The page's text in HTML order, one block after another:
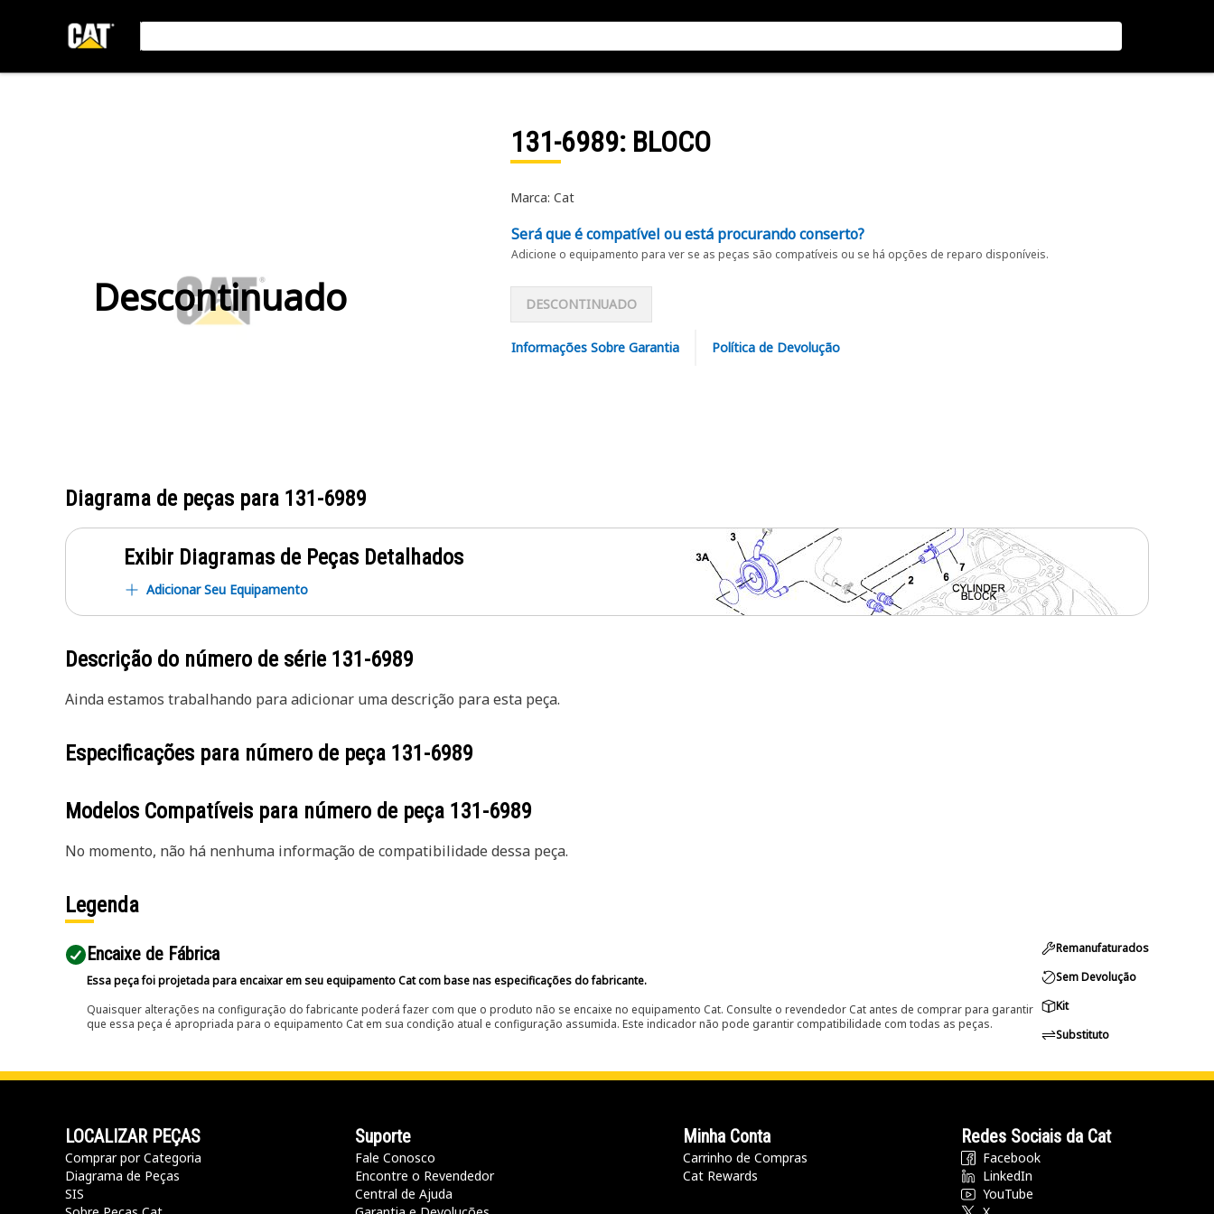
Descontinuado
131-6989: BLOCO
Marca: Cat
Será que é compatível ou está procurando conserto?
Adicione o equipamento para ver se as peças são compatíveis ou se há opções de reparo disponíveis.
DESCONTINUADO
Informações Sobre Garantia Política de Devolução
Diagrama de peças para 131-6989
Exibir Diagramas de Peças Detalhados
Adicionar Seu Equipamento
Descrição do número de série 131-6989
Ainda estamos trabalhando para adicionar uma descrição para esta peça.
Especificações para número de peça 131-6989
Modelos Compatíveis para número de peça 131-6989
No momento, não há nenhuma informação de compatibilidade dessa peça.
Legenda
Encaixe de Fábrica
Essa peça foi projetada para encaixar em seu equipamento Cat com base nas especificações do fabricante.
Quaisquer alterações na configuração do fabricante poderá fazer com que o produto não se encaixe no equipamento Cat. Consulte o revendedor Cat antes de comprar para garantir
que essa peça é apropriada para o equipamento Cat em sua condição atual e configuração assumida. Este indicador não pode garantir compatibilidade com todas as peças.
Remanufaturados
Sem Devolução
Kit
Substituto
LOCALIZAR PEÇAS
Comprar por Categoria
Diagrama de Peças
SIS
Suporte
Fale Conosco
Encontre o Revendedor
Central de Ajuda
Minha Conta
Carrinho de Compras
Cat Rewards
Redes Sociais da Cat
Facebook
LinkedIn
YouTube